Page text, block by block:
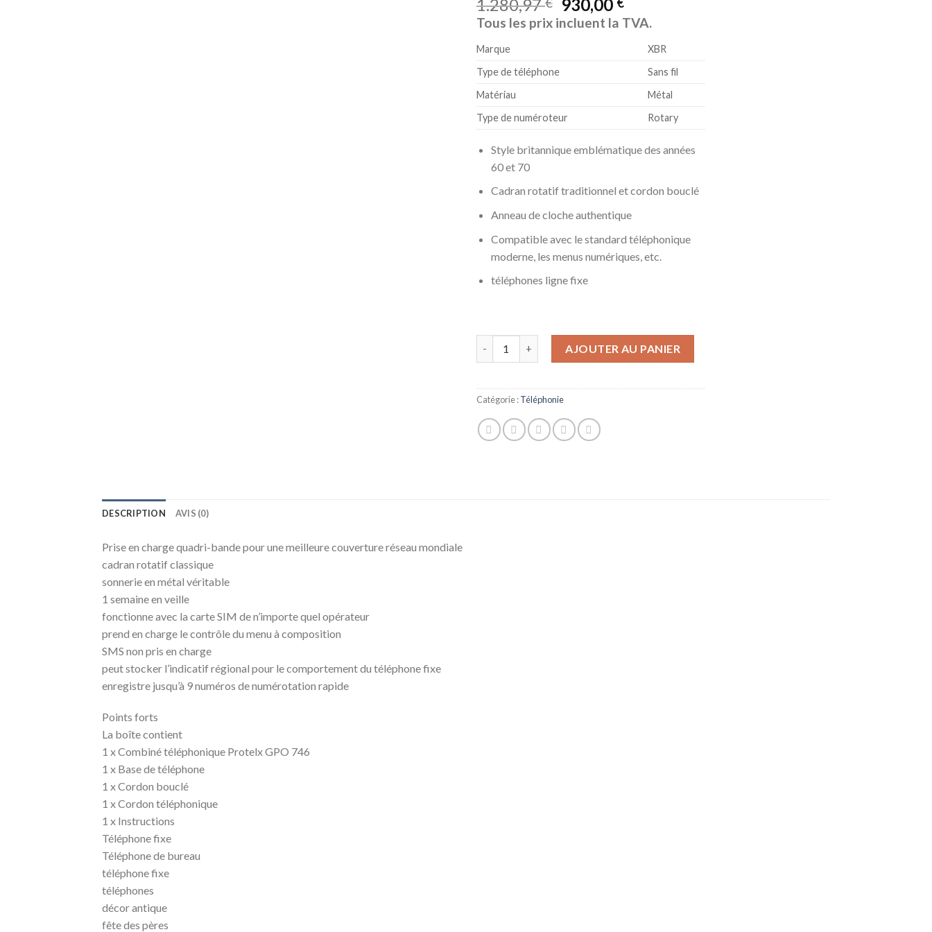
1.280,97 930,00
Tous les prix incluent la TVA.
Marque
XBR
Type de téléphone
Sans fil
Matériau
Métal
Type de numéroteur
Rotary
Style britannique emblématique des années
60 et 70
Cadran rotatif traditionnel et cordon bouclé
Anneau de cloche authentique
Compatible avec le standard téléphonique
moderne, les menus numériques, etc.
téléphones ligne fixe
AJOUTER AU PANIER
Catégorie :Téléphonie
DESCRIPTION AVIS (0)
Prise en charge quadri-bande pour une meilleure couverture réseau mondiale
cadran rotatif classique
sonnerie en métal véritable
1 semaine en veille
fonctionne avec la carte SIM de n’importe quel opérateur
prend en charge le contrôle du menu à composition
SMS non pris en charge
peut stocker l’indicatif régional pour le comportement du téléphone fixe
enregistre jusqu’à 9 numéros de numérotation rapide
Points forts
La boîte contient
1 x Combiné téléphonique Protelx GPO 746
1 x Base de téléphone
1 x Cordon bouclé
1 x Cordon téléphonique
1 x Instructions
Téléphone fixe
Téléphone de bureau
téléphone fixe
téléphones
décor antique
fête des pères